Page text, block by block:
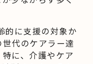
的に支援の対象か
代のケアラー達
に、介護やケア